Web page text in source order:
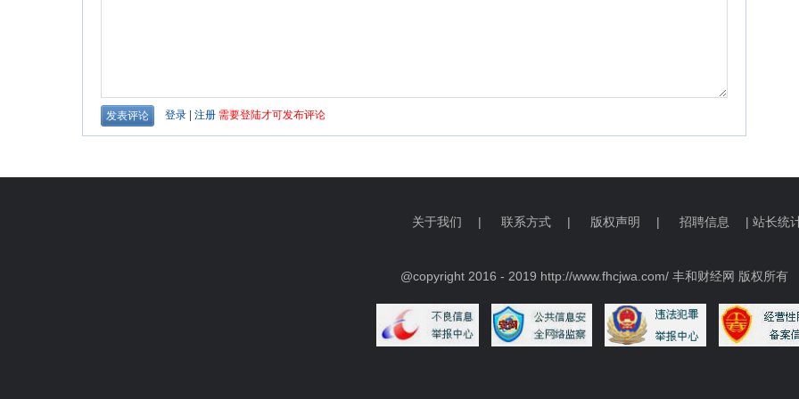
关于我们 | 联系方式 | 版权声明 | 招聘信息 | 站长统
@copyright 2016 - 2019 http://www.fhcjwa.com/ 丰和财经网 版权所有